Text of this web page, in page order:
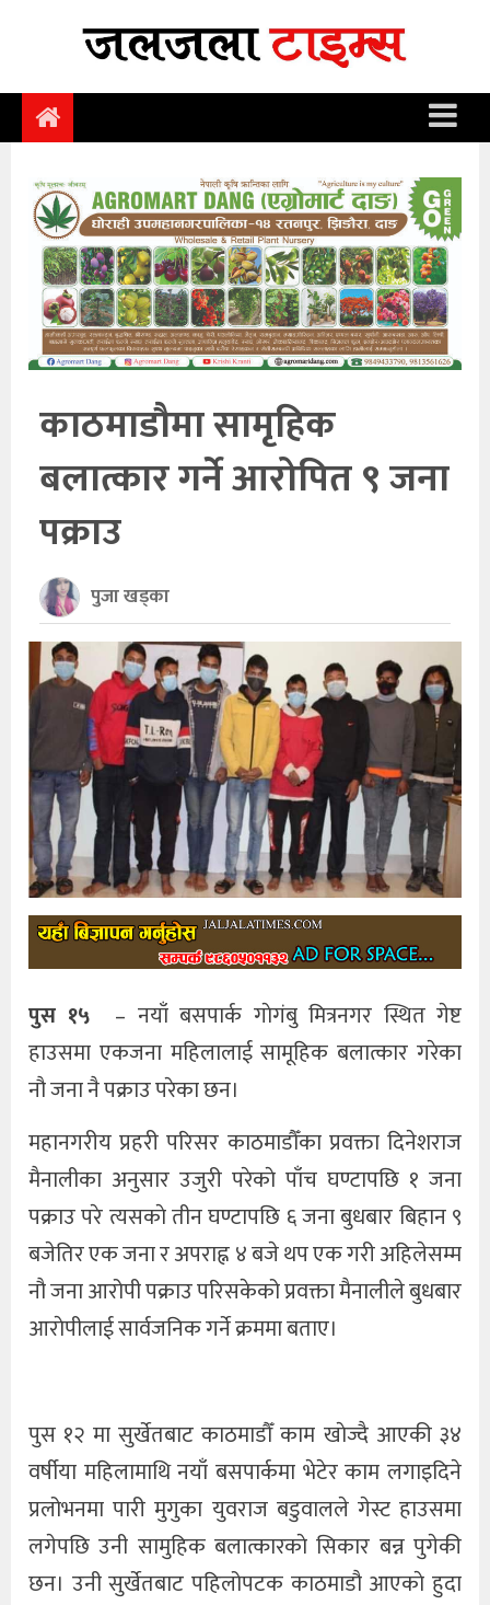
समाचार
समाज
राजनीति
आर्थिक
अन्तर्वार्ता
विचार
साहित्य/
सूचना
प्रविधि
खेलकुद
अन्तर्राष्ट्रिय
थप
काठमाडौमा सामृहिक
बलात्कार गर्ने आरोपित ९ जना
पक्राउ
पुजा खड्का
पुस १५
– नयाँ बसपार्क गाेगंबु मित्रनगर स्थित गेष्ट
हाउसमा एकजना महिलालाई सामूहिक बलात्कार गरेका
नौ जना नै पक्राउ परेका छन।
महानगरीय प्रहरी परिसर काठमाडौँका प्रवक्ता दिनेशराज
मैनालीका अनुसार उजुरी परेकाे पाँच घण्टापछि १ जना
पक्राउ परे त्यसकाे तीन घण्टापछि ६ जना बुधबार बिहान ९
बजेतिर एक जना र अपराह्न ४ बजे थप एक गरी अहिलेसम्म
नौ जना आरोपी पक्राउ परिसकेको प्रवक्ता मैनालीले बुधबार
आराेपीलाई सार्वजनिक गर्ने क्रममा बताए।
पुस १२ मा सुर्खेतबाट काठमाडौँ काम खाेज्दै आएकी ३४
वर्षीया महिलामाथि नयाँ बसपार्कमा भेटेर काम लगाइदिने
प्रलोभनमा पारी मुगुका युवराज बडुवालले गेस्ट हाउसमा
लगेपछि उनी सामुहिक बलात्कारकाे सिकार बन्न पुगेकी
छन। उनी सुर्खेतबाट पहिलोपटक काठमाडौ आएकाे हुदा